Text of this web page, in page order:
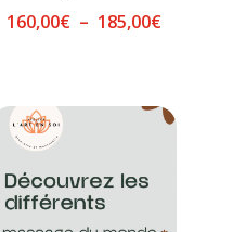
160,00€ – 185,00€Plage
160,00€